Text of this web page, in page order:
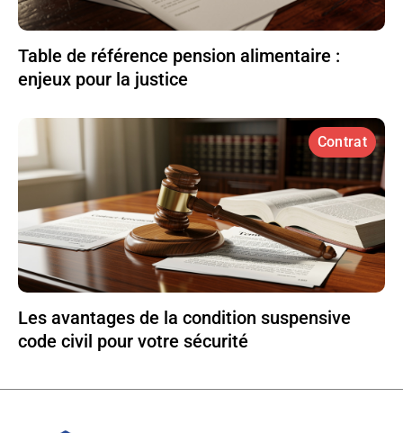
Table de référence pension alimentaire :
enjeux pour la justice
Contrat
Les avantages de la condition suspensive
code civil pour votre sécurité